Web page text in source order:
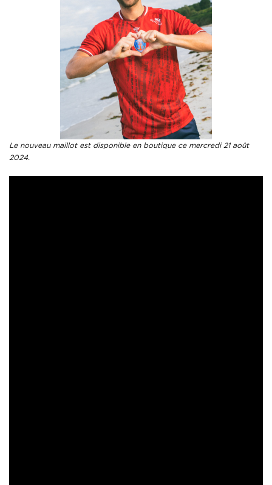
Le nouveau maillot est disponible en boutique ce mercredi 21 août
2024.